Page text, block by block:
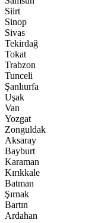
Siirt
Sinop
Sivas
Tekirdağ
Tokat
Trabzon
Tunceli
Şanlıurfa
Uşak
Van
Yozgat
Zonguldak
Aksaray
Bayburt
Karaman
Kırıkkale
Batman
Şırnak
Bartın
Ardahan